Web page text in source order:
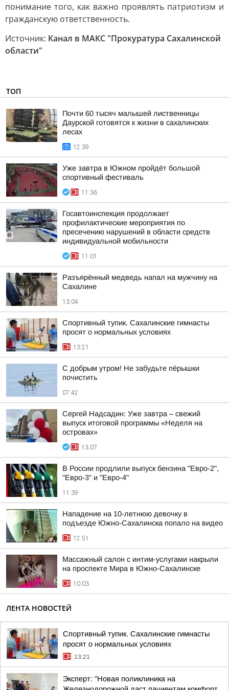
понимание того, как важно проявлять патриотизм и
гражданскую ответственность.
Источник: Канал в МАКС "Прокуратура Сахалинской
области"
ТОП
Почти 60 тысяч малышей лиственницы
Даурской готовятся к жизни в сахалинских
лесах
12:39
Уже завтра в Южном пройдёт большой
спортивный фестиваль
11:36
Госавтоинспекция продолжает
профилактические мероприятия по
пресечению нарушений в области средств
индивидуальной мобильности
11:01
Разъярённый медведь напал на мужчину на
Сахалине
13:04
Спортивный тупик. Сахалинские гимнасты
просят о нормальных условиях
13:21
С добрым утром! Не забудьте пёрышки
почистить
07:42
Сергей Надсадин: Уже завтра – свежий
выпуск итоговой программы «Неделя на
островах»
13:07
В России продлили выпуск бензина "Евро-2",
"Евро-3" и "Евро-4"
11:39
Нападение на 10-летнюю девочку в
подъезде Южно-Сахалинска попало на видео
12:51
Массажный салон с интим-услугами накрыли
на проспекте Мира в Южно-Сахалинске
10:03
ЛЕНТА НОВОСТЕЙ
Спортивный тупик. Сахалинские гимнасты
просят о нормальных условиях
13:21
Эксперт: "Новая поликлиника на